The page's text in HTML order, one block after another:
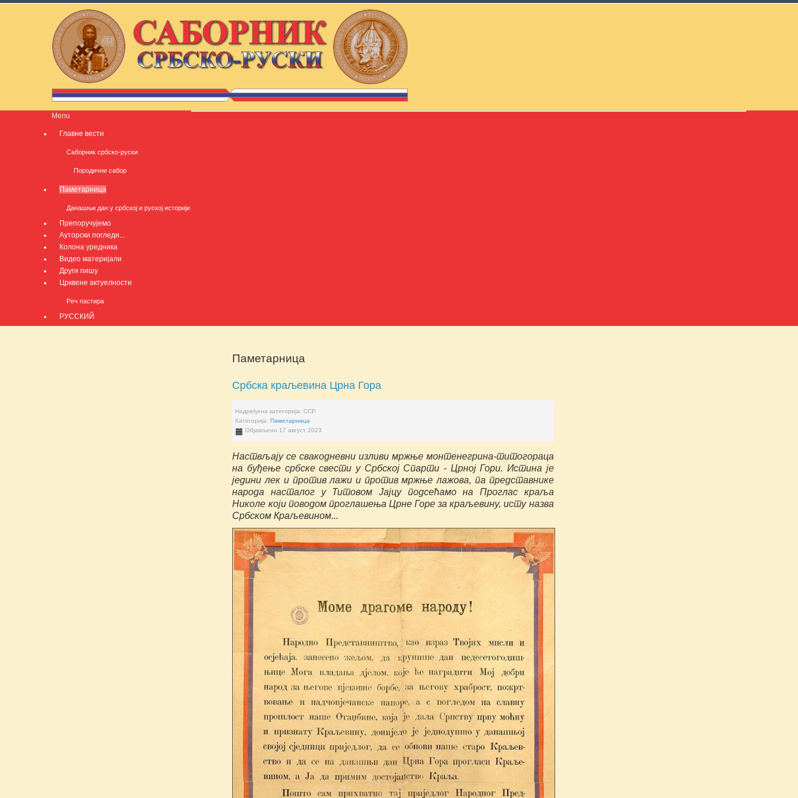
Menu
Главне вести
Саборник србско-руски
Породични сабор
Паметарница
Данашњи дан у србској и руској историји
Препоручујемо
Ауторски погледи...
Колона уредника
Видео материјали
Други пишу
Црквене актуелности
Реч пастира
РУССКИЙ
Паметарница
Србска краљевина Црна Гора
Надређена категорија:ССР
Категорија:Паметарница
Објављено 17 август 2023
Наствљају се свакодневни изливи мржње монтенегрина-титогораца
на буђење србске свести у Србској Спарти - Црној Гори. Истина је
једини лек и против лажи и против мржње лажова, па представнике
народа насталог у Титовом Јајцу подсећамо на Проглас краља
Николе који поводом проглашења Црне Горе за краљевину, исту назва
Србском Краљевином...